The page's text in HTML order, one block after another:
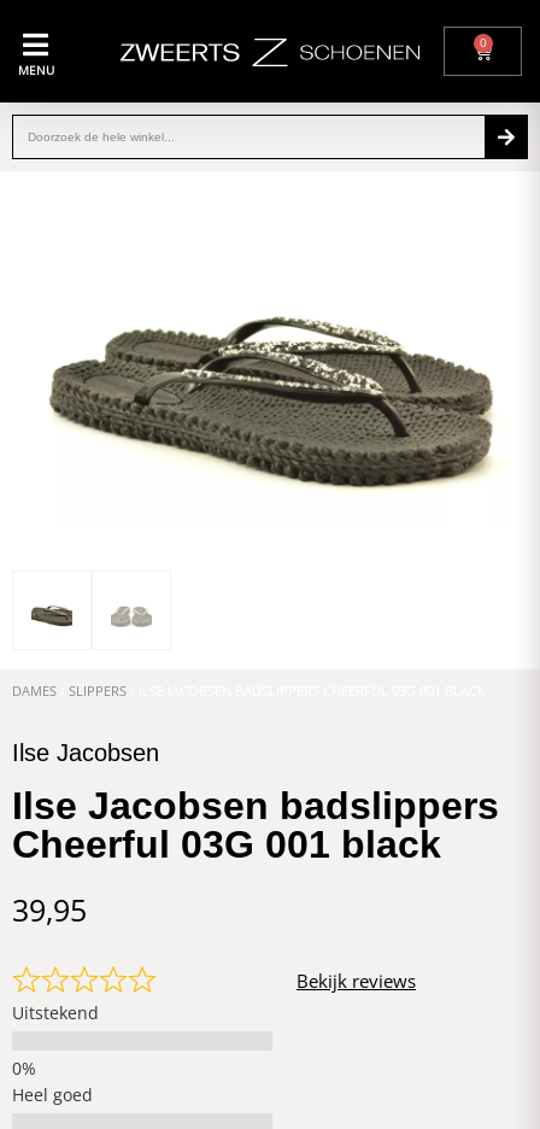
MENU
0
DAMES SLIPPERS
Ilse Jacobsen
Ilse Jacobsen badslippers
Cheerful 03G 001 black
39,95
Uitstekend
Heel goed
Bekijk reviews